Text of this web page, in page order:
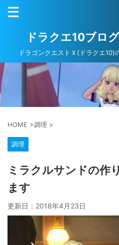
ドラクエ10ブロ
ドラゴンクエストＸ(ドラクエ10)
HOME >調理 >
調理
ミラクルサンドの作
ます
更新日： 2018年4月23日